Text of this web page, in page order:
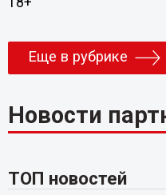
Еще в рубрике
Новости
ТОП новостей